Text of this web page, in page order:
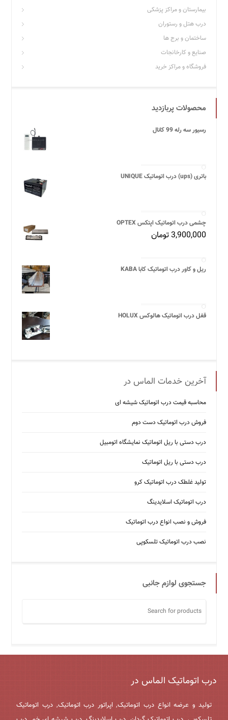
بیمارستان و مراکز پزشکی
درب هتل و رستوران
ساختمان و برج ها
صنایع و کارخانجات
فروشگاه و مراکز خرید
محصولات پربازدید
رسیور سه رله 99 کانال
باتری (ups) درب اتوماتیک UNIQUE
چشمی درب اتوماتیک اپتکس OPTEX
3,900,000تومان
ریل و کاور درب اتوماتیک کابا KABA
قفل درب اتوماتیک هالوکس HOLUX
آخرین خدمات الماس در
محاسبه قیمت درب اتوماتیک شیشه ‌ای
فروش درب اتوماتیک دست دوم
درب دستی با ریل اتوماتیک نمایشگاه اتومبیل
درب دستی با ریل اتوماتیک
تولید غلطک درب اتوماتیک کرو
درب اتوماتیک اسلایدینگ
فروش و نصب انواع درب اتوماتیک
نصب درب اتوماتیک تلسکوپی
جستجوی لوازم جانبی
درب اتوماتیک الماس در
تولید و عرضه انواع درب اتوماتیک, اپراتور درب اتوماتیک, درب اتوماتیک